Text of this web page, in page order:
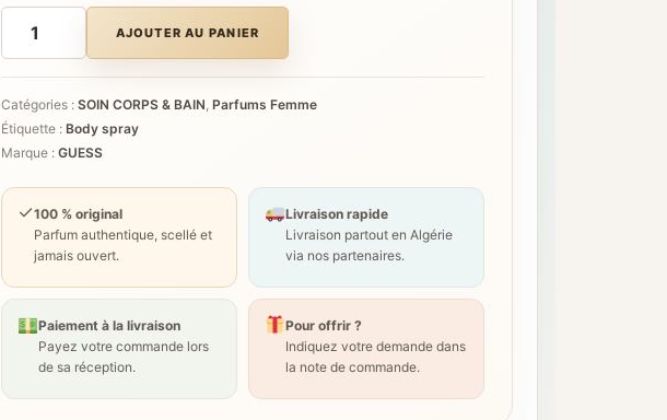
quantité
NOIR
AJOUTER AU PANIER
Catégories : SOIN CORPS & BAIN, Parfums Femme
Étiquette : Body spray
Marque : GUESS
✓100 % original
Parfum authentique, scellé et
jamais ouvert.
Livraison rapide
Livraison partout en Algérie
via nos partenaires.
Paiement à la livraison
Payez votre commande lors
de sa réception.
Pour offrir ?
Indiquez votre demande dans
la note de commande.